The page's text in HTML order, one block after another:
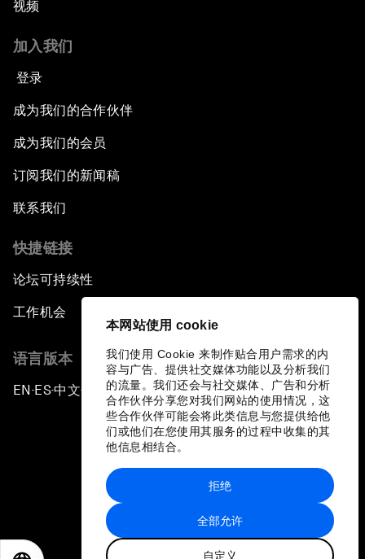
本网站使用 cookie
我们使用 Cookie 来制作贴合用户需求的内
容与广告、提供社交媒体功能以及分析我们
的流量。我们还会与社交媒体、广告和分析
合作伙伴分享您对我们网站的使用情况，这
些合作伙伴可能会将此类信息与您提供给他
们或他们在您使用其服务的过程中收集的其
他信息相结合。
全部允许
自定义
拒绝
视频
加入我们
登录
成为我们的合作伙伴
成为我们的会员
订阅我们的新闻稿
联系我们
快捷链接
论坛可持续性
工作机会
语言版本
EN ▪ ES▪中文▪ 日本語
站点地图